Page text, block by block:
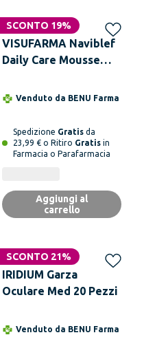
SCONTO 19%
VISUFARMA Naviblef
Daily Care Mousse
Venduto da BENU Farma
Spedizione Gratis da
23,99 € o Ritiro Gratis in
Farmacia o Parafarmacia
Aggiungi al
carrello
SCONTO 21%
IRIDIUM Garza
Oculare Med 20 Pezzi
Venduto da BENU Farma